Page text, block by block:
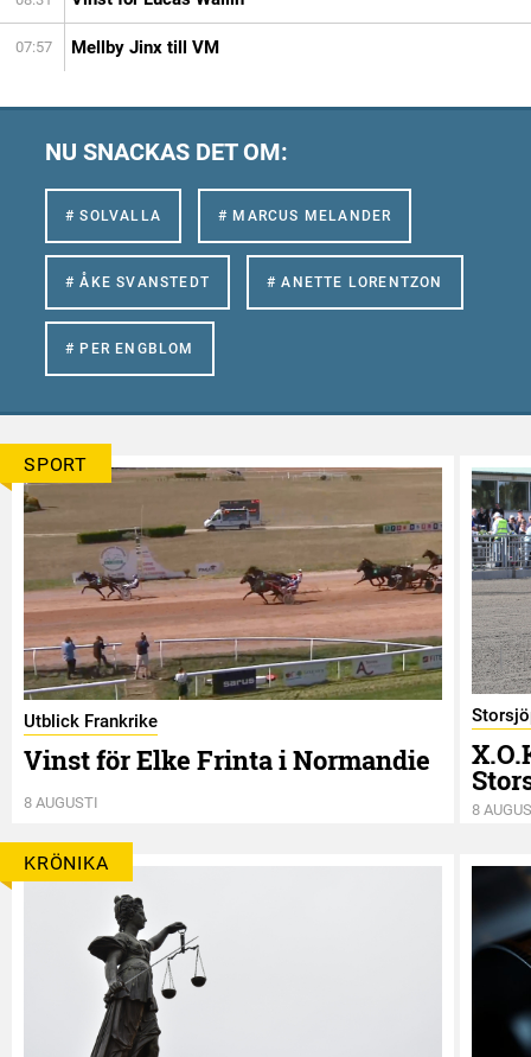
07:57 Mellby Jinx till VM
NU SNACKAS DET OM:
# SOLVALLA # MARCUS MELANDER
# ÅKE SVANSTEDT # ANETTE LORENTZON
# PER ENGBLOM
SPORT
Utblick Frankrike
Vinst för Elke Frinta i Normandie
8 AUGUSTI 8
KRÖNIKA